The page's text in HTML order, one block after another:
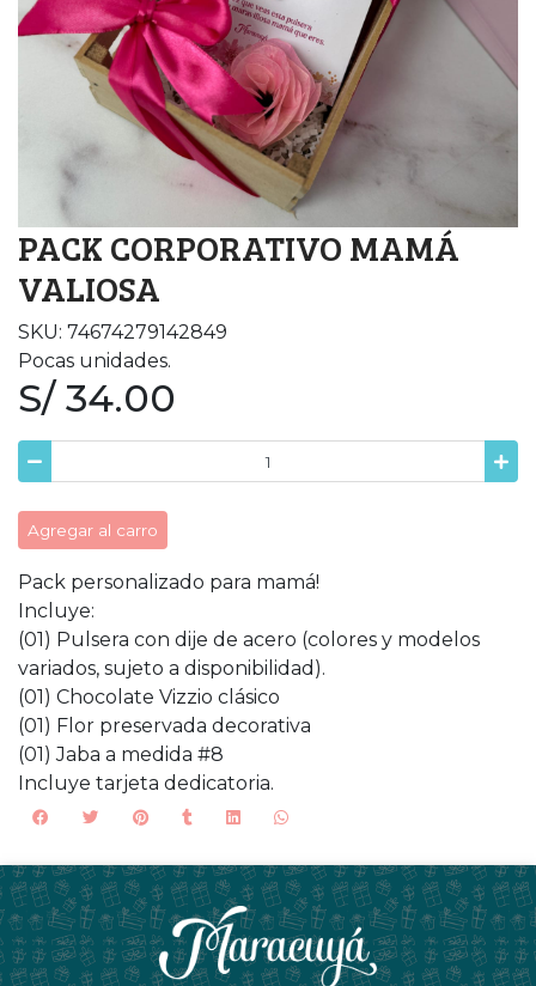
PACK CORPORATIVO MAMÁ
VALIOSA
SKU: 74674279142849
Pocas unidades.
S/ 34.00
Agregar al carro
Pack personalizado para mamá!
Incluye:
(01) Pulsera con dije de acero (colores y modelos
variados, sujeto a disponibilidad).
(01) Chocolate Vizzio clásico
(01) Flor preservada decorativa
(01) Jaba a medida #8
Incluye tarjeta dedicatoria.